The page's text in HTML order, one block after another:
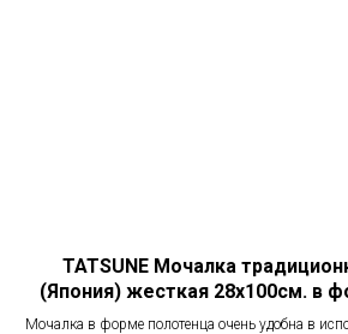
TATSUNE Мочалка
(Япония) жесткая 28х100см. в
Мочалка в форме полотенца очень удобна в